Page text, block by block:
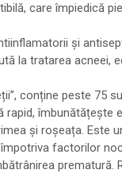
care împiedică
și
la tratarea acneei,
conține peste 75
îmbunătățește
și roșeața. Este
factorilor